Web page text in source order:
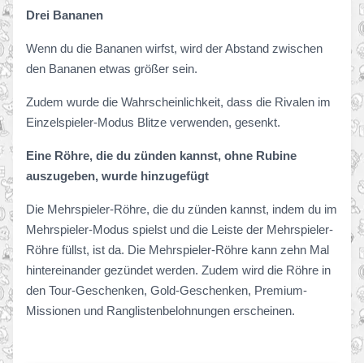
Drei Bananen
Wenn du die Bananen wirfst, wird der Abstand zwischen
den Bananen etwas größer sein.
Zudem wurde die Wahrscheinlichkeit, dass die Rivalen im
Einzelspieler-Modus Blitze verwenden, gesenkt.
Eine Röhre, die du zünden kannst, ohne Rubine
auszugeben, wurde hinzugefügt
Die Mehrspieler-Röhre, die du zünden kannst, indem du im
Mehrspieler-Modus spielst und die Leiste der Mehrspieler-
Röhre füllst, ist da. Die Mehrspieler-Röhre kann zehn Mal
hintereinander gezündet werden. Zudem wird die Röhre in
den Tour-Geschenken, Gold-Geschenken, Premium-
Missionen und Ranglistenbelohnungen erscheinen.